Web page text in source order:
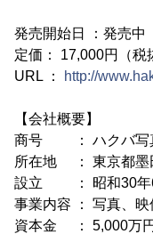
発売開始日 ：発売中
定価： 17,000円（税
URL ：
http://
【会社概要】
商号 ： ハクバ写
所在地 ： 東京都墨
設立 ： 昭和30年6
事業内容 ： 写真、
資本金 ： 5,000万円